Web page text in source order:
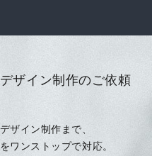
ザイン制作のご依頼
ザイン制作まで、
ワンストップで対応。